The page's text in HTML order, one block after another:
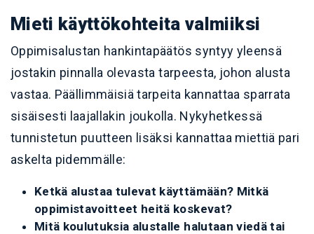
Mieti käyttökohteita valmiiksi
Oppimisalustan hankintapäätös syntyy yleensä
jostakin pinnalla olevasta tarpeesta, johon alusta
vastaa. Päällimmäisiä tarpeita kannattaa sparrata
sisäisesti laajallakin joukolla. Nykyhetkessä
tunnistetun puutteen lisäksi kannattaa miettiä pari
askelta pidemmälle:
Ketkä alustaa tulevat käyttämään? Mitkä
oppimistavoitteet heitä koskevat?
Mitä koulutuksia alustalle halutaan viedä tai